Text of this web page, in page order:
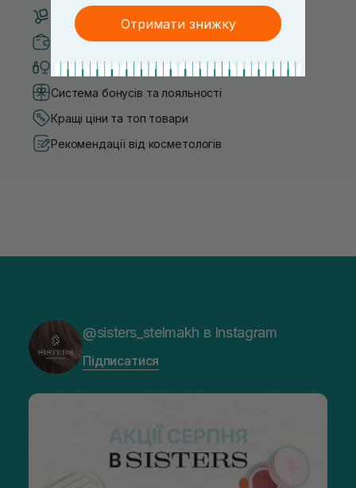
Безкоштовна доставка від 3000 UAH
Безпечні способи оплати
Тільки оригінальна косметика
Система бонусів та лояльності
Кращі ціни та топ товари
Рекомендації від косметологів
@sisters_stelmakh в Instagram
Підписатися
Отримати знижку